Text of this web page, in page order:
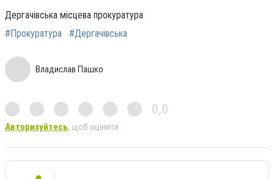
Дергачівська місцева прокуратура
#Прокуратура
#Дергачівська
Владислав Пашко
0,0
Авторизуйтесь, щоб оцінити